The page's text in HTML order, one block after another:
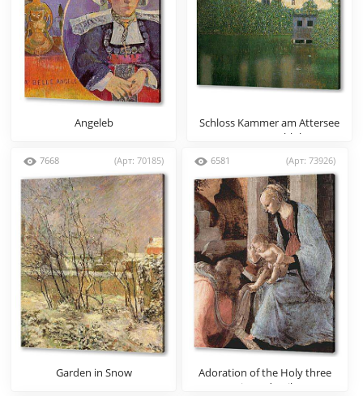
Angeleb
Schloss Kammer am Attersee
I (Wasserschlob)
7668 (Арт: 70185)
Garden in Snow
6581 (Арт: 73926)
Adoration of the Holy three
Kings (detail)